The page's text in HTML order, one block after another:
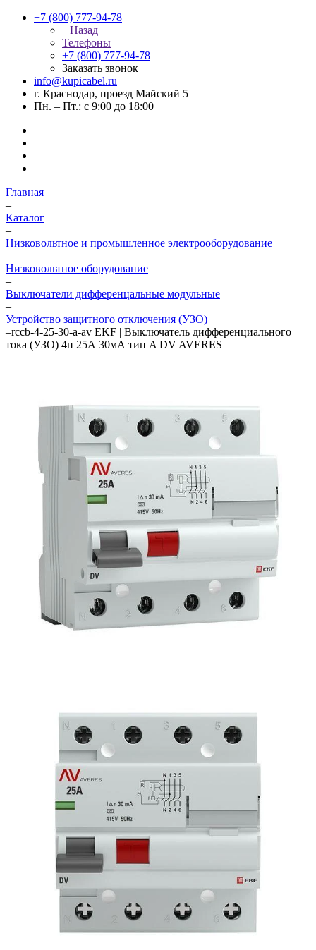
+7 (800) 777-94-78
Назад
Телефоны
+7 (800) 777-94-78
Заказать звонок
info@kupicabel.ru
г. Краснодар, проезд Майский 5
Пн. – Пт.: с 9:00 до 18:00
Главная
–
Каталог
–
Низковольтное и промышленное электрооборудование
–
Низковольтное оборудование
–
Выключатели дифференцальные модульные
–
Устройство защитного отключения (УЗО)
–rccb-4-25-30-a-av EKF | Выключатель дифференциального
тока (УЗО) 4п 25А 30мА тип A DV AVERES